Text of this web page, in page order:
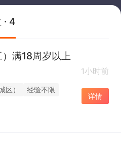
· 4
满18周岁以上
1小时前
区）
经验不限
详情